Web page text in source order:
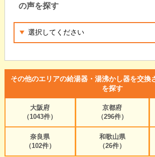
の声を探す
その他のエリアの給湯器・湯沸かし器を交換
を探す
大阪府
（1043件）
京都府
（296件）
奈良県
（102件）
和歌山県
（26件）